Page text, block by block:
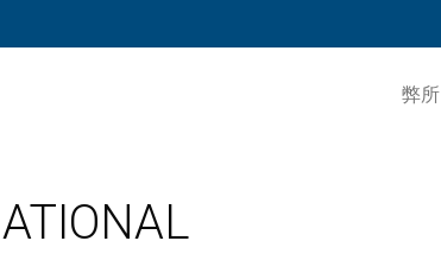
弊所